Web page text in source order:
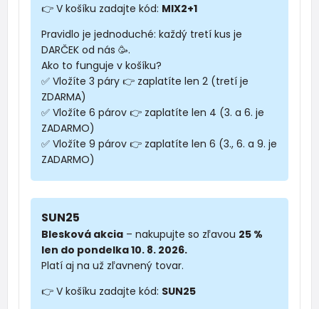
👉 V košíku zadajte kód: MIX2+1
Pravidlo je jednoduché: každý tretí kus je
DARČEK od nás 🥳.
Ako to funguje v košíku?
✅ Vložíte 3 páry 👉 zaplatíte len 2 (tretí je
ZDARMA)
✅ Vložíte 6 párov 👉 zaplatíte len 4 (3. a 6. je
ZADARMO)
✅ Vložíte 9 párov 👉 zaplatíte len 6 (3., 6. a 9. je
ZADARMO)
SUN25
Blesková akcia – nakupujte so zľavou 25 %
len do pondelka 10. 8. 2026.
Platí aj na už zľavnený tovar.
👉 V košíku zadajte kód: SUN25